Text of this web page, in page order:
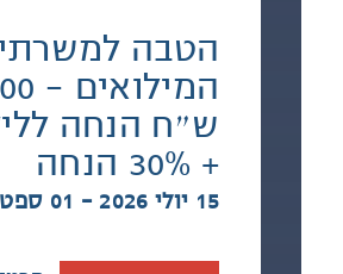
הטבה
ש״ח הנחה
+ 30% הנחה
15 יולי 2026 - 01 ספט׳ 2026